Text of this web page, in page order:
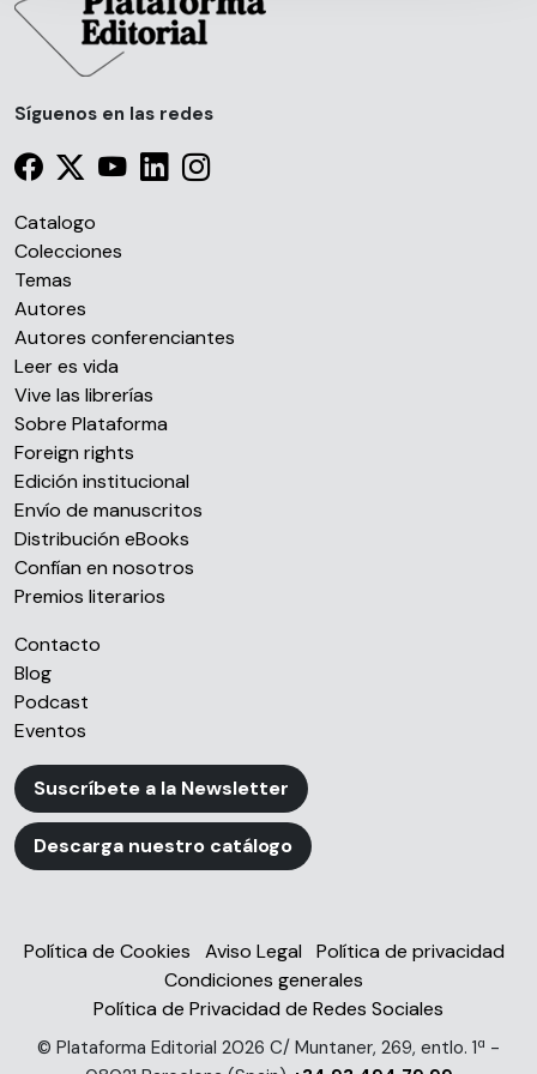
de cookies.
Las cookies de este sitio web se usan para personalizar
sociales y analizar el tráfico. Además, compartimos
información sobre el uso que haga del sitio web con
nuestros partners de redes sociales, publicidad y análisis
que les haya proporcionado o que hayan recopilado a
Síguenos en las redes
Catalogo
Colecciones
Temas
Autores
Autores conferenciantes
Leer es vida
Vive las librerías
Sobre Plataforma
Foreign rights
Edición institucional
Envío de manuscritos
Distribución eBooks
Confían en nosotros
Premios literarios
Contacto
Blog
Podcast
Eventos
Suscríbete a la Newsletter
Descarga nuestro catálogo
Política de Cookies Aviso Legal
Política de privacidad
Condiciones generales
Política de Privacidad de Redes Sociales
© Plataforma Editorial 2026 C/ Muntaner, 269, entlo. 1ª -